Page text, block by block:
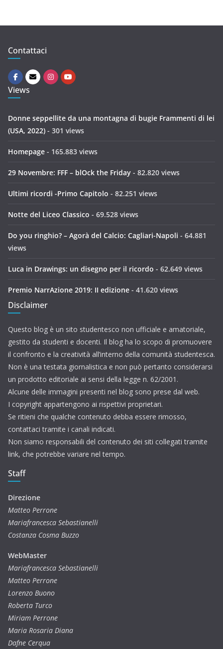
Contattaci
Views
Donne seppellite da una montagna di bugie Frammenti di lei
(USA, 2022) - 301 views
Homepage - 165.883 views
29 Novembre: FFF – blOck the Friday - 82.820 views
Ultimi ricordi -Primo Capitolo - 82.251 views
Notte del Liceo Classico - 69.528 views
Do you ringhio? – Agorà del Calcio: Cagliari-Napoli - 64.881
views
Luca in Drawings: un disegno per il ricordo - 62.649 views
Premio NarrAzione 2019: II edizione - 41.620 views
Disclaimer
Questo blog è un sito studentesco non ufficiale e amatoriale,
gestito da studenti e docenti. Il blog ha lo scopo di promuovere
il confronto e la creatività all’interno della comunità studentesca.
Non è una testata giornalistica e non può pertanto considerarsi
un prodotto editoriale ai sensi della legge n. 62/2001.
Alcune delle immagini presenti nel blog sono prese dal web.
I copyright appartengono ai rispettivi proprietari.
Se ritieni che qualche contenuto debba essere rimosso,
contattaci tramite i canali indicati.
Non siamo responsabili del contenuto dei siti collegati tramite
link, che potrebbe variare nel tempo.
Staff
Direzione
Matteo Perrone
Mariafrancesca Sebastianelli
Costanza Cosma Buzzo
WebMaster
Mariafrancesca Sebastianelli
Matteo Perrone
Lorenzo Buono
Roberta Turco
Miriam Perrone
Maria Rosaria Diana
Dafne Cerqua